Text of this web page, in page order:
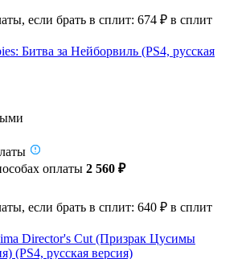
если брать в сплит: 674 ₽ в сплит
Битва за Нейборвиль (PS4, русская
оплаты 2 560 ₽
если брать в сплит: 640 ₽ в сплит
Director's Cut (Призрак Цусимы
(PS4, русская версия)